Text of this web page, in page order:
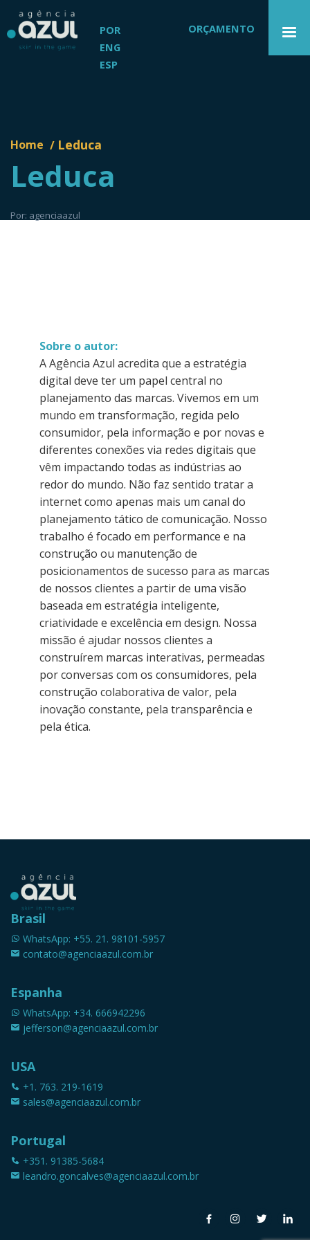
POR
ENG
ESP
ORÇAMENTO
Home / Leduca
Leduca
Por: agenciaazul
Sobre o autor:
A Agência Azul acredita que a estratégia
digital deve ter um papel central no
planejamento das marcas. Vivemos em um
mundo em transformação, regida pelo
consumidor, pela informação e por novas e
diferentes conexões via redes digitais que
vêm impactando todas as indústrias ao
redor do mundo. Não faz sentido tratar a
internet como apenas mais um canal do
planejamento tático de comunicação. Nosso
trabalho é focado em performance e na
construção ou manutenção de
posicionamentos de sucesso para as marcas
de nossos clientes a partir de uma visão
baseada em estratégia inteligente,
criatividade e excelência em design. Nossa
missão é ajudar nossos clientes a
construírem marcas interativas, permeadas
por conversas com os consumidores, pela
construção colaborativa de valor, pela
inovação constante, pela transparência e
pela ética.
Brasil
WhatsApp: +55. 21. 98101-5957
contato@agenciaazul.com.br
Espanha
WhatsApp: +34. 666942296
jefferson@agenciaazul.com.br
USA
+1. 763. 219-1619
sales@agenciaazul.com.br
Portugal
+351. 91385-5684
leandro.goncalves@agenciaazul.com.br